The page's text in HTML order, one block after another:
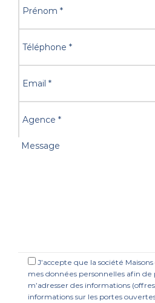
J’accepte que la société
mes données personnelles afin
m’adresser des informations
informations sur les portes